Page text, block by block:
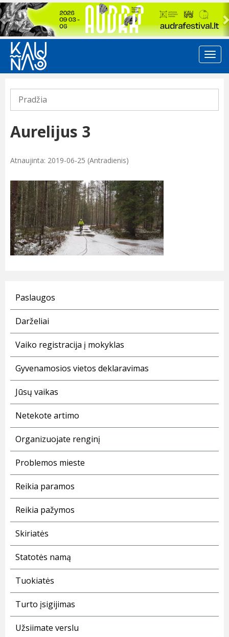
Previous
Pradžia
Aurelijus 3
Atnaujinta: 2019-06-25 (Antradienis)
Paslaugos
Darželiai
Vaiko registracija į mokyklas
Gyvenamosios vietos deklaravimas
Jūsų vaikas
Netekote artimo
Organizuojate renginį
Problemos mieste
Reikia paramos
Reikia pažymos
Skiriatės
Statotės namą
Tuokiatės
Turto įsigijimas
Užsiimate verslu